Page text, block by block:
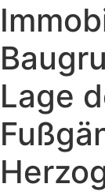
Lage